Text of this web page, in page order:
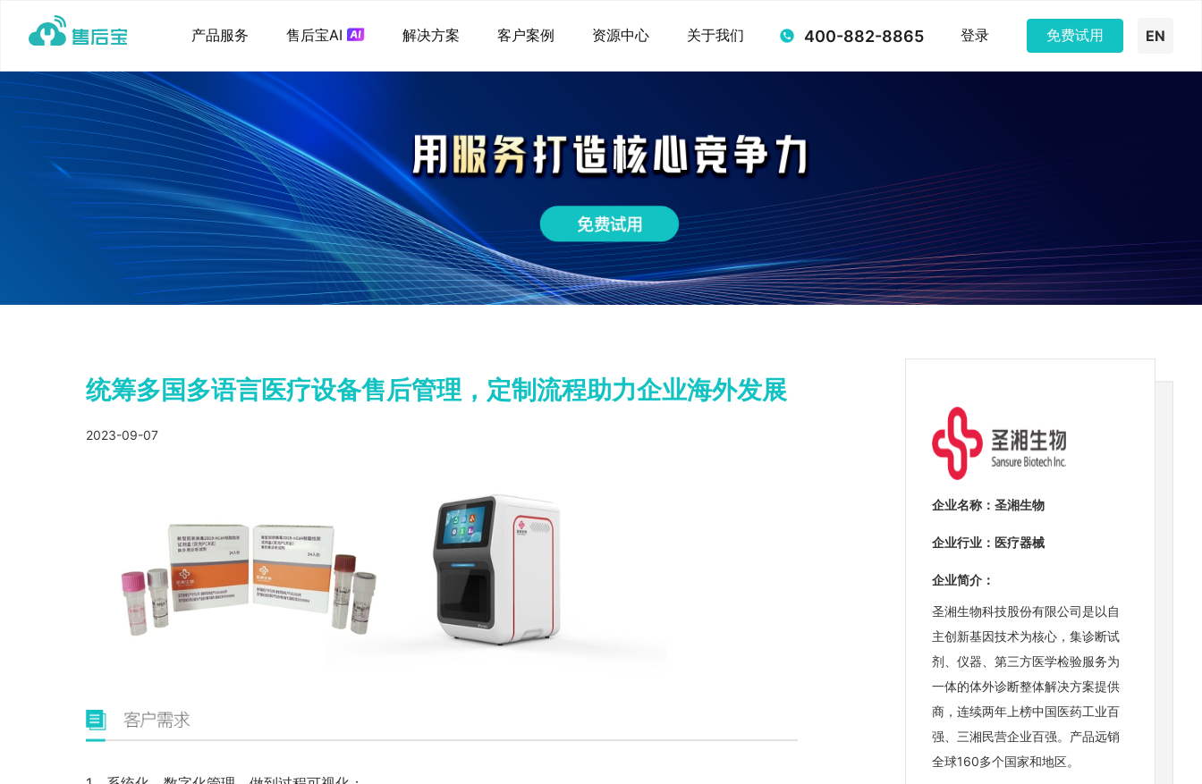
产品服务 售后宝AI 解决方案 客户案例 资源中心 关于我们 400-882-8865 登录 免费试用 EN
统筹多国多语言医疗设备售后管理，定制流程助力企业海外发展
2023-09-07
企业名称： 圣湘生物
企业行业： 医疗器械
企业简介：
圣湘生物科技股份有限公司是以自
主创新基因技术为核心，集诊断试
剂、仪器、第三方医学检验服务为
一体的体外诊断整体解决方案提供
商，连续两年上榜中国医药工业百
强、三湘民营企业百强。产品远销
全球160多个国家和地区。